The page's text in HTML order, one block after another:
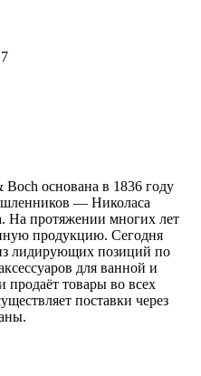
основана в 1836 году
— Николаса
На протяжении многих лет
продукцию. Сегодня
лидирующих позиций по
для ванной и
продаёт товары во всех
поставки через